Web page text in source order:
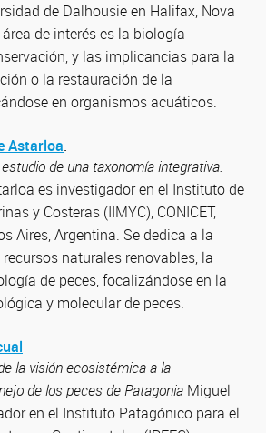
de Dalhousie en Halifax, Nova
de interés es la biología
y las implicancias para la
o la restauración de la
en organismos acuáticos.
Astarloa.
de una taxonomía integrativa.
es investigador en el Instituto de
y Costeras (IIMYC), CONICET,
Aires, Argentina. Se dedica a la
naturales renovables, la
de peces, focalizándose en la
y molecular de peces.
la visión ecosistémica a la
de los peces de Patagonia Miguel
en el Instituto Patagónico para el